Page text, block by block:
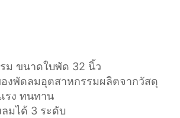
ม ขนาดใบพัด 32 นิ้ว
องพัดลมอุตสาหกรรมผลิตจากวัสดุ
รง ทนทาน
มได้ 3 ระดับ